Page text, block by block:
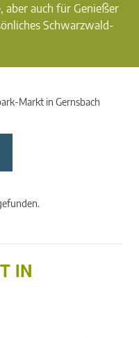
aber auch für Genießer
Schwarzwald-
Markt in Gernsbach
IN